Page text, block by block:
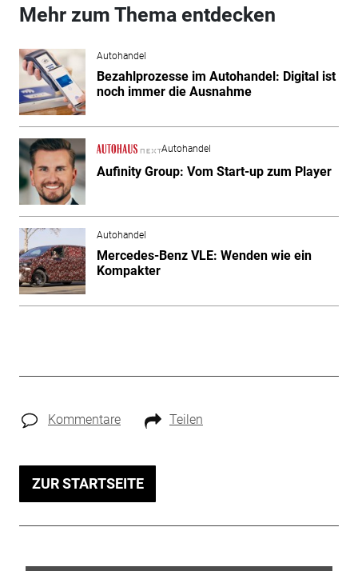
Mehr zum Thema entdecken
Autohandel
Bezahlprozesse im Autohandel: Digital ist
noch immer die Ausnahme
Autohandel
Aufinity Group: Vom Start-up zum Player
Autohandel
Mercedes-Benz VLE: Wenden wie ein
Kompakter
Kommentare Teilen
ZUR STARTSEITE